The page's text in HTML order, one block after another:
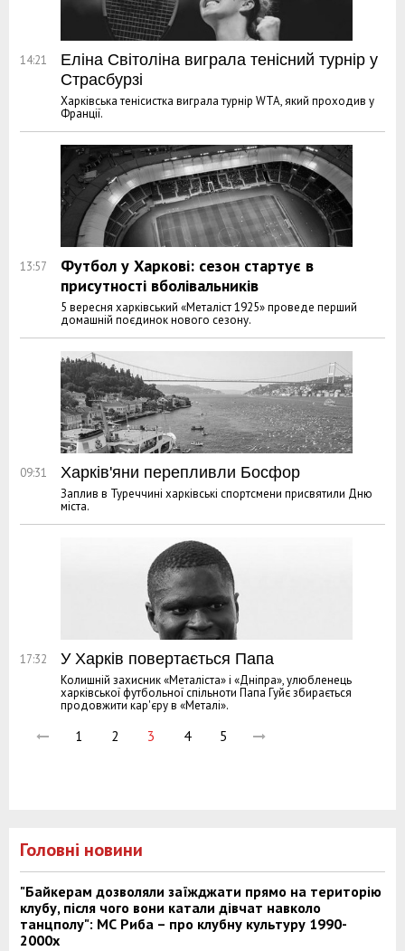
14:21
Еліна Світоліна виграла тенісний турнір у
Страсбурзі
Харківська тенісистка виграла турнір WTA, який проходив у
Франції.
13:57
Футбол у Харкові: сезон стартує в
присутності вболівальників
5 вересня харківський «Металіст 1925» проведе перший
домашній поєдинок нового сезону.
09:31 Харків'яни перепливли Босфор
Заплив в Туреччині харківські спортсмени присвятили Дню
міста.
17:32 У Харків повертається Папа
Колишній захисник «Металіста» і «Дніпра», улюбленець
харківської футбольної спільноти Папа Гуйє збирається
продовжити кар'єру в «Металі».
1 2 3 4 5
Головні новини
"Байкерам дозволяли заїжджати прямо на територію
клубу, після чого вони катали дівчат навколо
танцполу": МС Риба – про клубну культуру 1990-
2000х